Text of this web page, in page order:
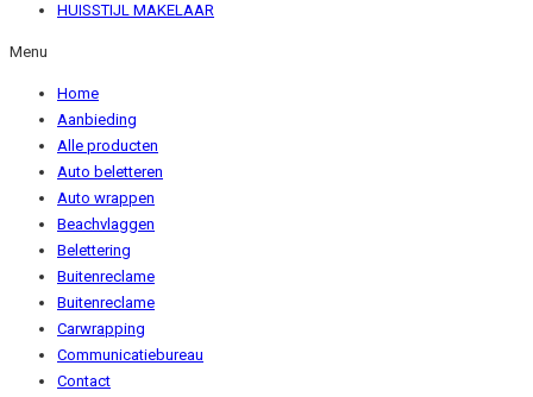
HUISSTIJL MAKELAAR
Menu
Home
Aanbieding
Alle producten
Auto beletteren
Auto wrappen
Beachvlaggen
Belettering
Buitenreclame
Buitenreclame
Carwrapping
Communicatiebureau
Contact